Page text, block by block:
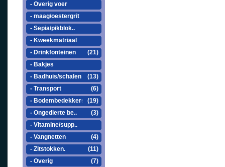
- Overig voer
- maag/oestergrit
- Sepia/pikblok..
- Kweekmatriaal
- Drinkfonteinen
(21)
- Bakjes
- Badhuis/schalen
(13)
- Transport
(6)
- Bodembedekkers
(19)
- Ongedierte be..
(3)
- Vitamine/supp..
- Vangnetten
(4)
- Zitstokken.
(11)
- Overig
(7)